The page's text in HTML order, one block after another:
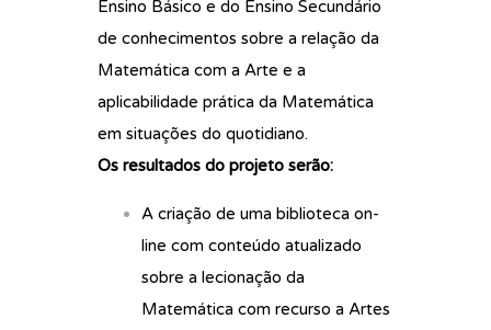
Ensino Básico e do Ensino Secundário
de conhecimentos sobre a relação da
Matemática com a Arte e a
aplicabilidade prática da Matemática
em situações do quotidiano.
Os resultados do projeto serão:
A criação de uma biblioteca on-
line com conteúdo atualizado
sobre a lecionação da
Matemática com recurso a Artes